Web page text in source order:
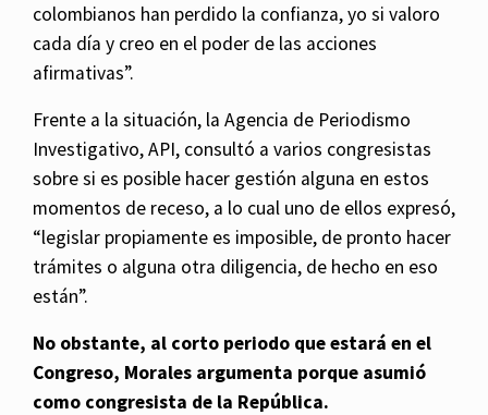
colombianos han perdido la confianza, yo si valoro
cada día y creo en el poder de las acciones
afirmativas”.
Frente a la situación, la Agencia de Periodismo
Investigativo, API, consultó a varios congresistas
sobre si es posible hacer gestión alguna en estos
momentos de receso, a lo cual uno de ellos expresó,
“legislar propiamente es imposible, de pronto hacer
trámites o alguna otra diligencia, de hecho en eso
están”.
No obstante, al corto periodo que estará en el
Congreso, Morales argumenta porque asumió
como congresista de la República.